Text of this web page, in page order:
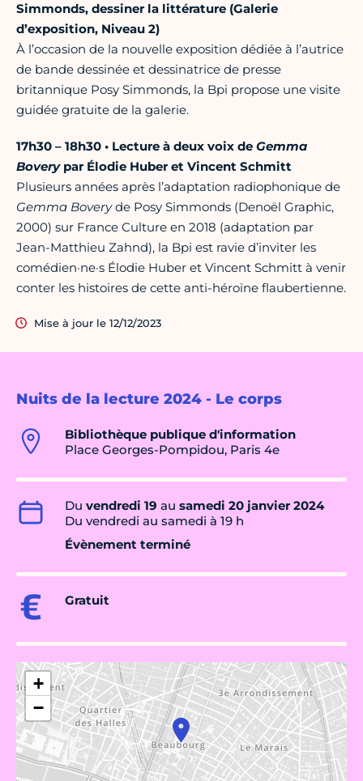
Nuits de la lecture 2024 - Le corps
Bibliothèque publique d'information
Place Georges-Pompidou, Paris 4e
Du vendredi 19 au samedi 20 janvier 2024
Du vendredi au samedi à 19 h
Évènement terminé
Gratuit
+
−
Simmonds, dessiner la littérature (Galerie
d’exposition, Niveau 2)
À l’occasion de la nouvelle exposition dédiée à l’autrice
de bande dessinée et dessinatrice de presse
britannique Posy Simmonds, la Bpi propose une visite
guidée gratuite de la galerie.
17h30 – 18h30 • Lecture à deux voix de Gemma
Bovery par Élodie Huber et Vincent Schmitt
Plusieurs années après l’adaptation radiophonique de
Gemma Boveryde Posy Simmonds (Denoël Graphic,
2000) sur France Culture en 2018 (adaptation par
Jean-Matthieu Zahnd), la Bpi est ravie d’inviter les
comédien·ne·s Élodie Huber et Vincent Schmitt à venir
conter les histoires de cette anti-héroïne flaubertienne.
Mise à jour le 12/12/2023